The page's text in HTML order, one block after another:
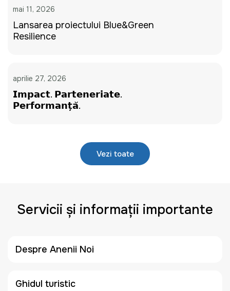
mai 11, 2026
Lansarea proiectului Blue&Green
Resilience
aprilie 27, 2026
𝗜𝗺𝗽𝗮𝗰𝘁. 𝗣𝗮𝗿𝘁𝗲𝗻𝗲𝗿𝗶𝗮𝘁𝗲.
𝗣𝗲𝗿𝗳𝗼𝗿𝗺𝗮𝗻𝘁̦𝗮̆.
Vezi toate
Servicii și informații importante
Despre Anenii Noi
Ghidul turistic